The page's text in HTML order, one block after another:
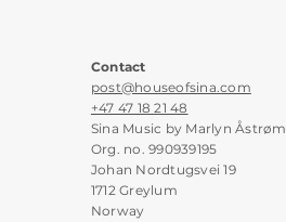
Contact
post@houseofsina.com
+47 47 18 21 48
Sina Music by Marlyn Åstrøm
Org. no. 990939195
Johan Nordtugsvei 19
1712 Greylum
Norway